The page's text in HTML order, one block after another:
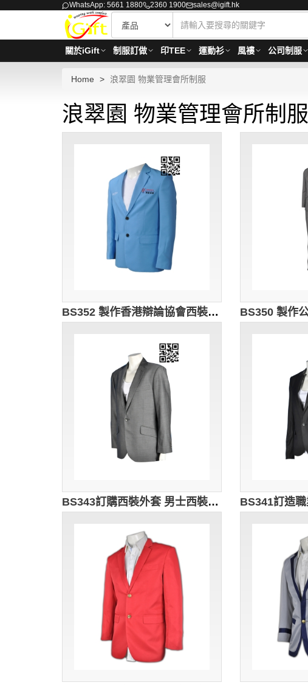
WhatsApp: 5661 1880 2360 1900 sales@igift.hk
關於iGift 制服訂做 印TEE 運動衫 風褸 公司制服
Home 浪翠園 物業管理會所制服
浪翠園 物業管理會所制服
BS352 製作香港辯論協會西裝 訂購大碼西裝外套 來樣訂造西裝 西裝製衣廠 信用卡西裝 香港 平價 西裝
BS343訂購西裝外套 男士西裝品牌 男西裝款式 西裝褸 袖長 訂造男西裝褸 西裝外套批發